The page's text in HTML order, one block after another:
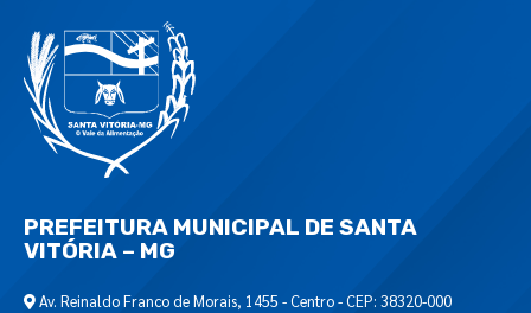
PREFEITURA MUNICIPAL DE SANTA
VITÓRIA – MG
Av. Reinaldo Franco de Morais, 1455 - Centro - CEP: 38320-000